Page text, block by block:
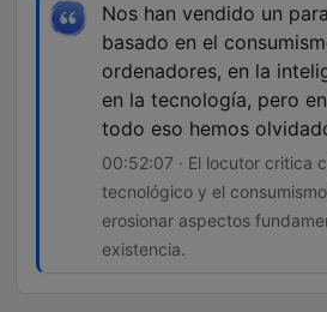
Nos han vendido un
basado en el
ordenadores, en la
en la tecnología, pero
todo eso hemos
00:52:07 · El locutor critica
tecnológico y el
erosionar aspectos
existencia.